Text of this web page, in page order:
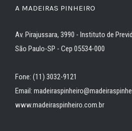
A MADEIRAS PINHEIRO
Av. Pirajussara, 3990 - Instituto de
São Paulo-SP - Cep 05534-000
Fone: (11) 3032-9121
Email:
www.madeiraspinheiro.com.br